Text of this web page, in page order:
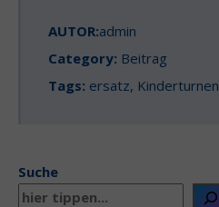
AUTOR:admin
Category: Beitrag
Tags: ersatz, Kinderturnen
Suche